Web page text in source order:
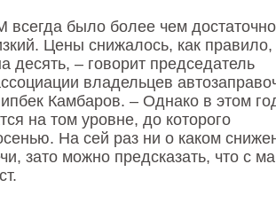
было более чем
Цены снижалось, как правило,
десять, – говорит председатель
владельцев
Камбаров. – Однако в этом
на том уровне, до которого
На сей раз ни о каком
зато можно предсказать, что с